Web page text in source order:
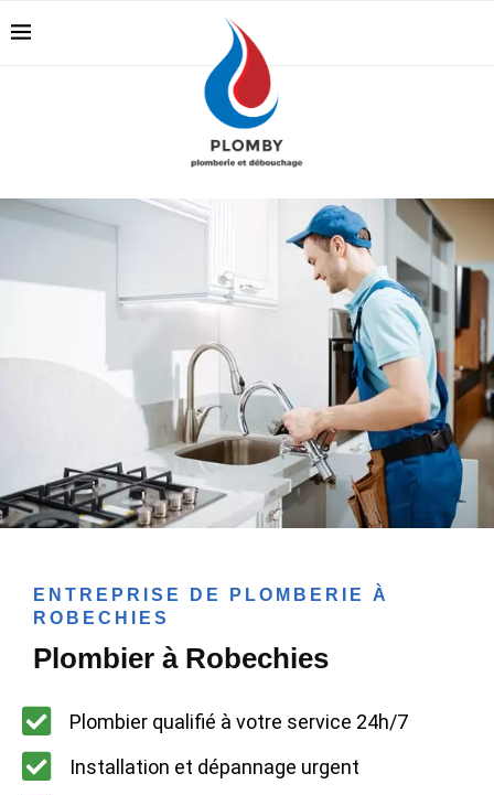
ENTREPRISE DE PLOMBERIE À
ROBECHIES
Plombier à Robechies
Plombier qualifié à votre service 24h/7
Installation et dépannage urgent